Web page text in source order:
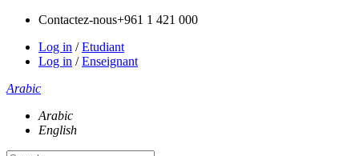
Contactez-nous+961 1 421 000
Log in /Etudiant
Log in /Enseignant
Arabic
Arabic
English